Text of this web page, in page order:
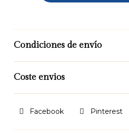
Condiciones de envío
Coste envios
Facebook Pinterest